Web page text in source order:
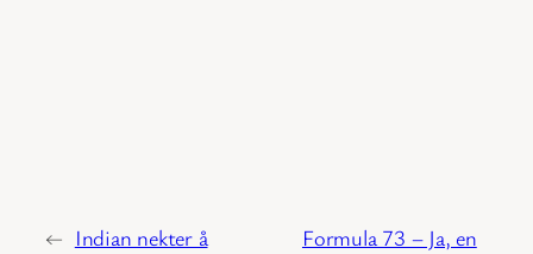
← Indian nekter å
Formula 73 – Ja, en